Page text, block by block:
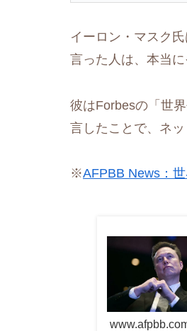
イーロン・マスク
言った人は、本当
彼はForbesの「世
言したことで、ネ
※AFPBB News：